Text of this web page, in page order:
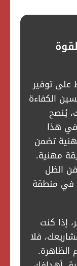
على توفير
الكفاءة
يُنصح
في هذا
تضمن
مهنية.
الظل
في منطقة
إذا كنت
فلا
الظاهرة.